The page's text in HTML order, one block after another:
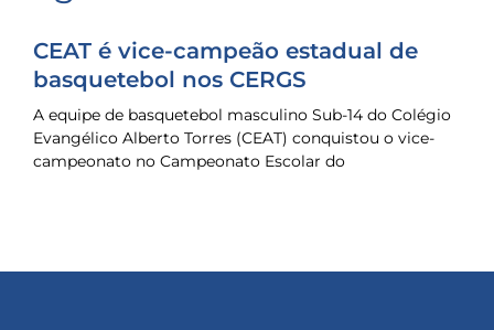
CEAT é vice-campeão estadual de
basquetebol nos CERGS
A equipe de basquetebol masculino Sub-14 do Colégio
Evangélico Alberto Torres (CEAT) conquistou o vice-
campeonato no Campeonato Escolar do